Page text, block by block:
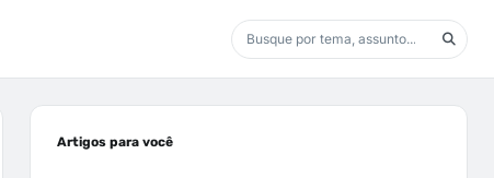
Artigos para você